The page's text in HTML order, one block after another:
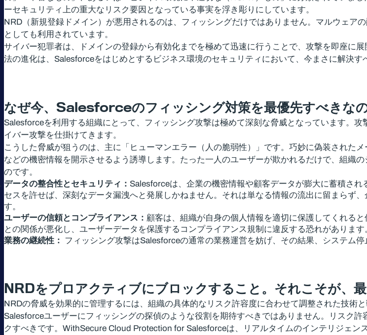
ーセキュリティ上の重大なリスク要因となっている事実を浮き彫りにしています。
NRD（新規登録ドメイン）が悪用されるのは、フィッシングだけではありません。マルウェア
としても利用されています。
サイバー犯罪者は、ドメインの登録から有効化までを極めて迅速に行うことで、攻撃を即座に
法の進化は、Salesforceをはじめとするビジネス環境のセキュリティにおいて、今まさに解決す
なぜ今、 Salesforceのフィッシング対策を最優先すべきな
Salesforceを利用する組織にとって、フィッシング攻撃は極めて深刻な脅威となっています。
イバー攻撃を仕掛けてきます。
こうした脅威が狙うのは、主に「ヒューマンエラー（人の脆弱性）」です。巧妙に偽装された
などの機密情報を開示させるよう誘導します。たった一人のユーザーが欺かれるだけで、組織
のです。
データの整合性とセキュリティ： Salesforceは、企業の機密情報や顧客データが膨大に蓄積さ
セスを許せば、深刻なデータ漏洩へと発展しかねません。それは単なる情報の流出に留まらず
す。
ユーザーの信頼とコンプライアンス： 顧客は、組織が自身の個人情報を適切に保護してくれる
との関係が悪化し、ユーザーデータを保護するコンプライアンス規制に違反する恐れがあります
業務の継続性： フィッシング攻撃はSalesforceの通常の業務運営を妨げ、その結果、システム停
NRDをプロアクティブにブロックすること。それこそが、
NRDの脅威を効果的に管理するには、組織の具体的なリスク許容度に合わせて調整された技術
Salesforceユーザーにフィッシングの探偵のような役割を期待すべきではありません。リスク
クすべきです。WithSecure Cloud Protection for Salesforceは、リアルタイムのインテリジェ